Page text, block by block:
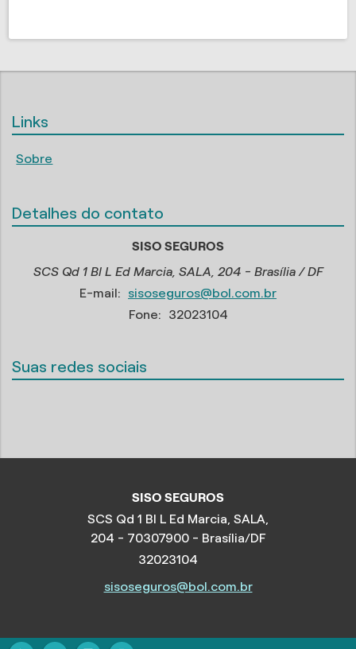
Links
Sobre
Detalhes do contato
SISO SEGUROS
SCS Qd 1 Bl L Ed Marcia, SALA, 204 - Brasília / DF
E-mail:
sisoseguros@bol.com.br
Fone:
32023104
Suas redes sociais
SISO SEGUROS
SCS Qd 1 Bl L Ed Marcia, SALA,
204 - 70307900 - Brasília/DF
32023104
sisoseguros@bol.com.br